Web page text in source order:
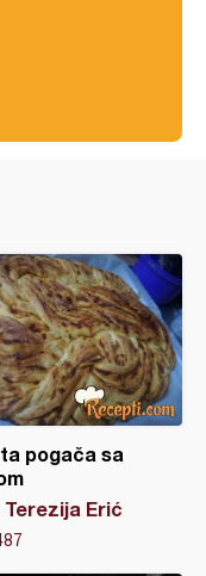
pogača sa
Terezija Erić